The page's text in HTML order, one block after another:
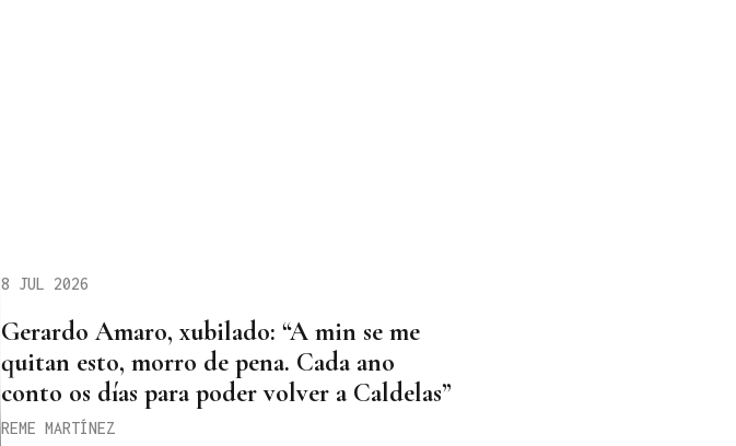
8 JUL 2026
Gerardo Amaro, xubilado: “A min se me
quitan esto, morro de pena. Cada ano
conto os días para poder volver a Caldelas”
REME MARTÍNEZ